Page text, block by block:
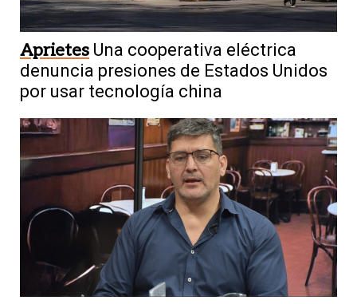
Aprietes Una cooperativa eléctrica
denuncia presiones de Estados Unidos
por usar tecnología china